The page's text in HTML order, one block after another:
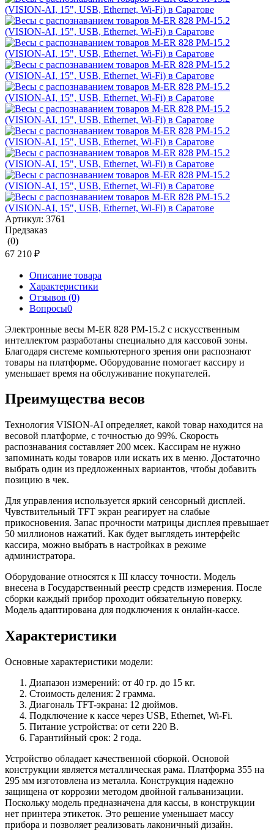
Артикул: 3761
Предзаказ
(0)
67 210 ₽
Описание товара
Характеристики
Отзывов (0)
Вопросы0
Электронные весы M-ER 828 PM-15.2 с искусственным
интеллектом разработаны специально для кассовой зоны.
Благодаря системе компьютерного зрения они распознают
товары на платформе. Оборудование помогает кассиру и
уменьшает время на обслуживание покупателей.
Преимущества весов
Технология VISION-AI определяет, какой товар находится на
весовой платформе, с точностью до 99%. Скорость
распознавания составляет 200 мсек. Кассирам не нужно
запоминать коды товаров или искать их в меню. Достаточно
выбрать один из предложенных вариантов, чтобы добавить
позицию в чек.
Для управления используется яркий сенсорный дисплей.
Чувствительный TFT экран реагирует на слабые
прикосновения. Запас прочности матрицы дисплея превышает
50 миллионов нажатий. Как будет выглядеть интерфейс
кассира, можно выбрать в настройках в режиме
администратора.
Оборудование относятся к III классу точности. Модель
внесена в Государственный реестр средств измерения. После
сборки каждый прибор проходит обязательную поверку.
Модель адаптирована для подключения к онлайн-кассе.
Характеристики
Основные характеристики модели:
Диапазон измерений: от 40 гр. до 15 кг.
Стоимость деления: 2 грамма.
Диагональ TFT-экрана: 12 дюймов.
Подключение к кассе через USB, Ethernet, Wi-Fi.
Питание устройства: от сети 220 В.
Гарантийный срок: 2 года.
Устройство обладает качественной сборкой. Основой
конструкции является металлическая рама. Платформа 355 на
295 мм изготовлена из металла. Конструкция надежно
защищена от коррозии методом двойной гальванизации.
Поскольку модель предназначена для кассы, в конструкции
нет принтера этикеток. Это решение уменьшает массу
прибора и позволяет реализовать лаконичный дизайн.